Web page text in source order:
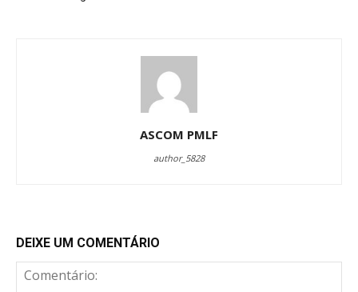
ASCOM PMLF
author_5828
DEIXE UM COMENTÁRIO